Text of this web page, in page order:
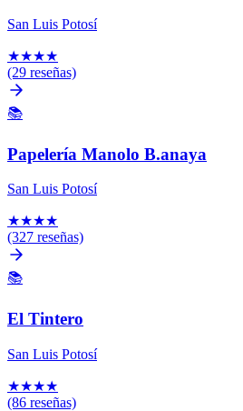
San Luis Potosí
★★★★
(29 reseñas)
📚
Papelería Manolo B.anaya
San Luis Potosí
★★★★
(327 reseñas)
📚
El Tintero
San Luis Potosí
★★★★
(86 reseñas)